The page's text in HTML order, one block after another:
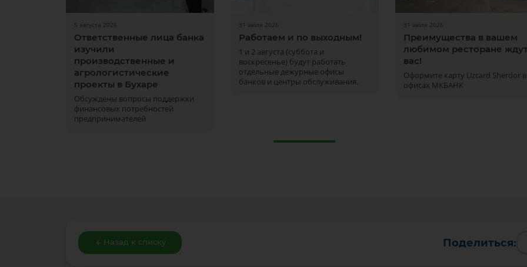
5 августа 2026
Ответственные лица банка
изучили
производственные и
агрологистические
проекты в Бухаре
Обсуждены вопросы поддержки
финансовых потребностей
предпринимателей
31 июля 2026
Работаем и по выходным!
1 и 2 августа (суббота и
воскресенье) будут работать
отдельные дежурные офисы
банков и центры обслуживания.
31 июля 2026
Преимущества в вашем
любимом ресторане
вас!
Оформите карту Uzcard Sherdor в
офисах МКБАНК
Назад к списку Поделиться: